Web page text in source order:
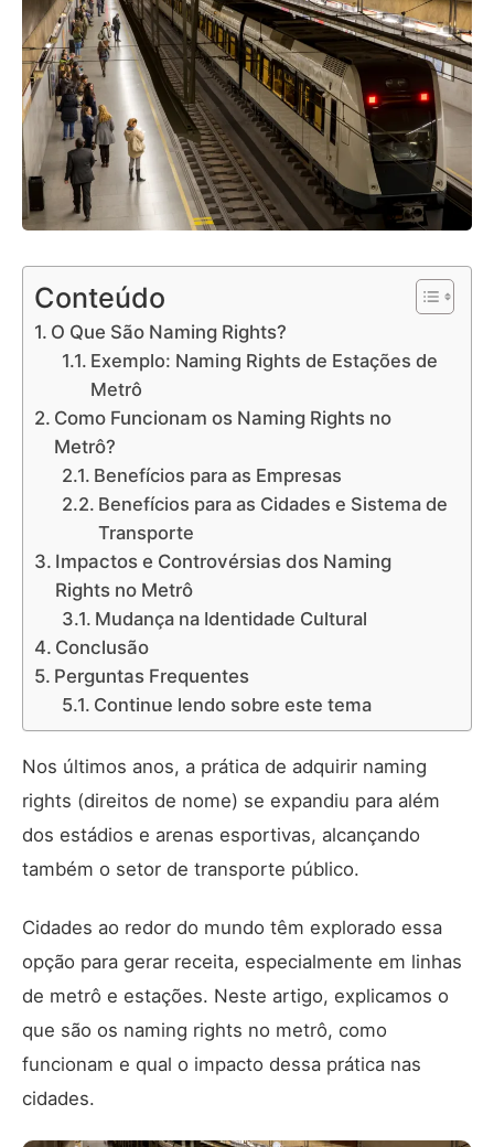
Conteúdo
O Que São Naming Rights?
Exemplo: Naming Rights de Estações de
Metrô
Como Funcionam os Naming Rights no
Metrô?
Benefícios para as Empresas
Benefícios para as Cidades e Sistema de
Transporte
Impactos e Controvérsias dos Naming
Rights no Metrô
Mudança na Identidade Cultural
Conclusão
Perguntas Frequentes
Continue lendo sobre este tema
Nos últimos anos, a prática de adquirir naming
rights (direitos de nome) se expandiu para além
dos estádios e arenas esportivas, alcançando
também o setor de transporte público.
Cidades ao redor do mundo têm explorado essa
opção para gerar receita, especialmente em linhas
de metrô e estações. Neste artigo, explicamos o
que são os naming rights no metrô, como
funcionam e qual o impacto dessa prática nas
cidades.